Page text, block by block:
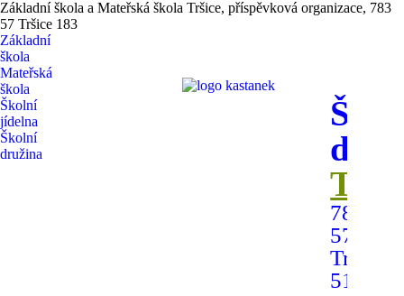
Základní škola a Mateřská škola Tršice, příspěvková organizace, 783
57 Tršice 183
Základní
škola
Mateřská
škola
Školní
jídelna
Školní
družina
783
57
Tršice
518